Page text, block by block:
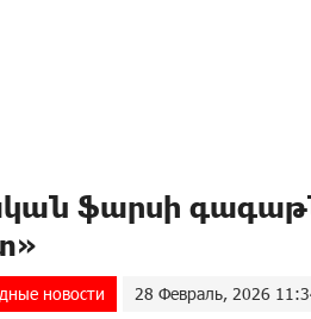
ֆար­սի
новости 28 Февраль, 2026